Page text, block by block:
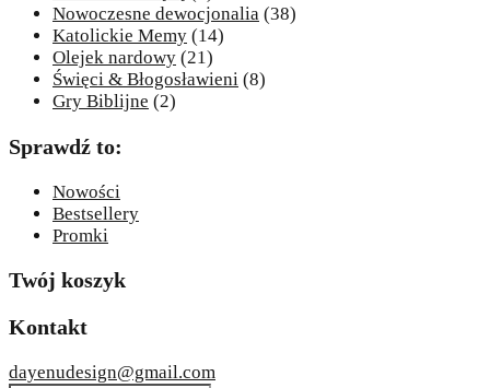
Nowoczesne dewocjonalia (38)
Katolickie Memy (14)
Olejek nardowy (21)
Święci & Błogosławieni (8)
Gry Biblijne (2)
Sprawdź to:
Nowości
Bestsellery
Promki
Twój koszyk
Kontakt
dayenudesign@gmail.com